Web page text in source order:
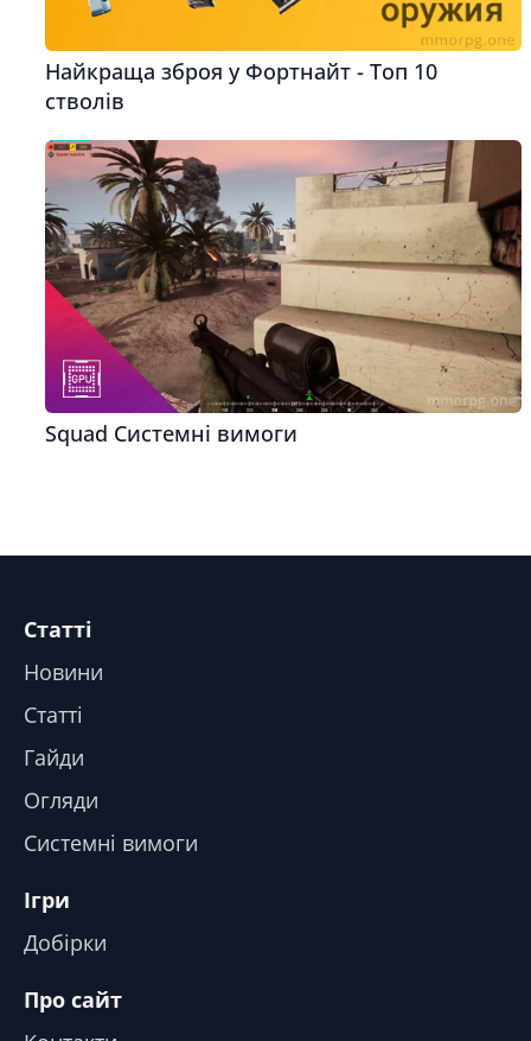
Найкраща зброя у Фортнайт - Топ 10
стволів
Squad Системні вимоги
Статті
Новини
Статті
Гайди
Огляди
Системні вимоги
Ігри
Добірки
Про сайт